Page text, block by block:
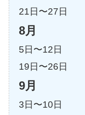
21日〜27日
8月
5日〜12日
19日〜26日
9月
3日〜10日